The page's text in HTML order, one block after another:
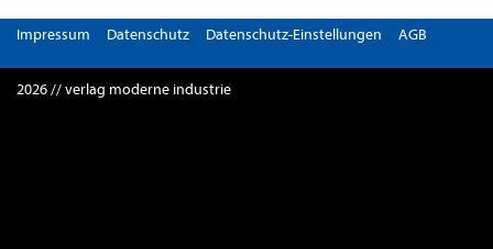
Impressum Datenschutz Datenschutz-Einstellungen AGB
2026 // verlag moderne industrie